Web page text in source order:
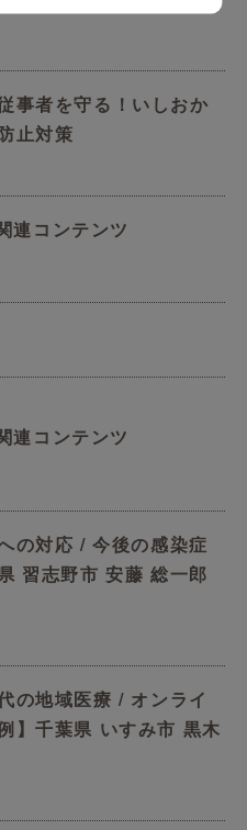
事者を守る！いしおか
止対策
連コンテンツ
連コンテンツ
の対応 / 今後の感染症
習志野市 安藤 総一郎
の地域医療 / オンライ
】千葉県 いすみ市 黒木